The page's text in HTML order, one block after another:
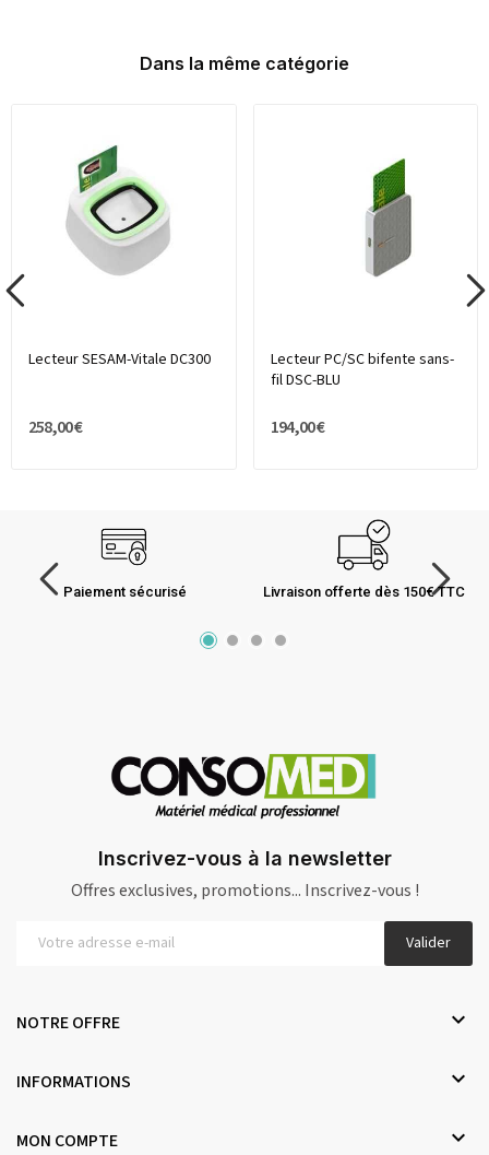
Dans la même catégorie
Lecteur SESAM-Vitale DC300
258,00 €
Lecteur PC/SC bifente sans-
fil DSC-BLU
194,00 €
Paiement sécurisé Livraison offerte dès 150€ TTC
Inscrivez-vous à la newsletter
Offres exclusives, promotions... Inscrivez-vous !
Valider
NOTRE OFFRE 
INFORMATIONS 
MON COMPTE 